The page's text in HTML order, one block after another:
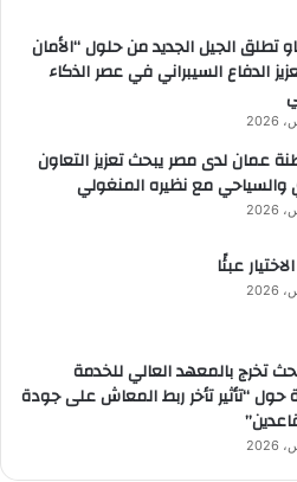
تطلق الجيل الجديد من حلول “الأمان
الدفاع السيبراني في عصر الذكاء
عمان لدى مصر يبحث تعزيز التعاون
والسياحي مع نظيره المنغولي
عبئًا
تخرج بالمعهد العالي للخدمة
حول “تأثير تأخر ربط المعاش على جودة